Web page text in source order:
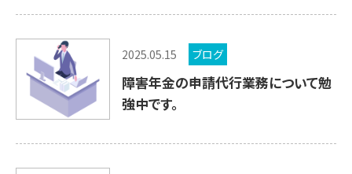
2025.05.15 ブログ
障害年金の申請代行業務について勉
強中です。